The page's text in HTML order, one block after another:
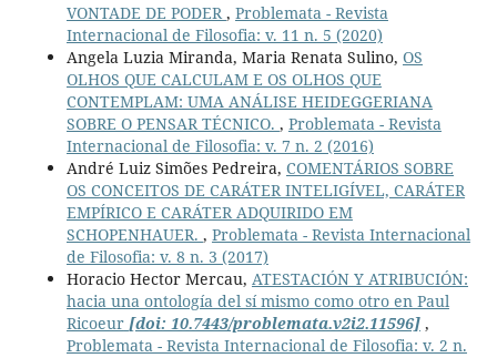
VONTADE DE PODER , Problemata - Revista
Internacional de Filosofia: v. 11 n. 5 (2020)
Angela Luzia Miranda, Maria Renata Sulino, OS
OLHOS QUE CALCULAM E OS OLHOS QUE
CONTEMPLAM: UMA ANÁLISE HEIDEGGERIANA
SOBRE O PENSAR TÉCNICO. , Problemata - Revista
Internacional de Filosofia: v. 7 n. 2 (2016)
André Luiz Simões Pedreira, COMENTÁRIOS SOBRE
OS CONCEITOS DE CARÁTER INTELIGÍVEL, CARÁTER
EMPÍRICO E CARÁTER ADQUIRIDO EM
SCHOPENHAUER. , Problemata - Revista Internacional
de Filosofia: v. 8 n. 3 (2017)
Horacio Hector Mercau, ATESTACIÓN Y ATRIBUCIÓN:
hacia una ontología del sí mismo como otro en Paul
Ricoeur [doi: 10.7443/problemata.v2i2.11596],
Problemata - Revista Internacional de Filosofia: v. 2 n.